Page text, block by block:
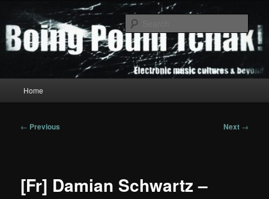
primary
contentBoing Poum Tchak!
Home
Post
← Previous Next →
[Fr] Damian Schwartz –